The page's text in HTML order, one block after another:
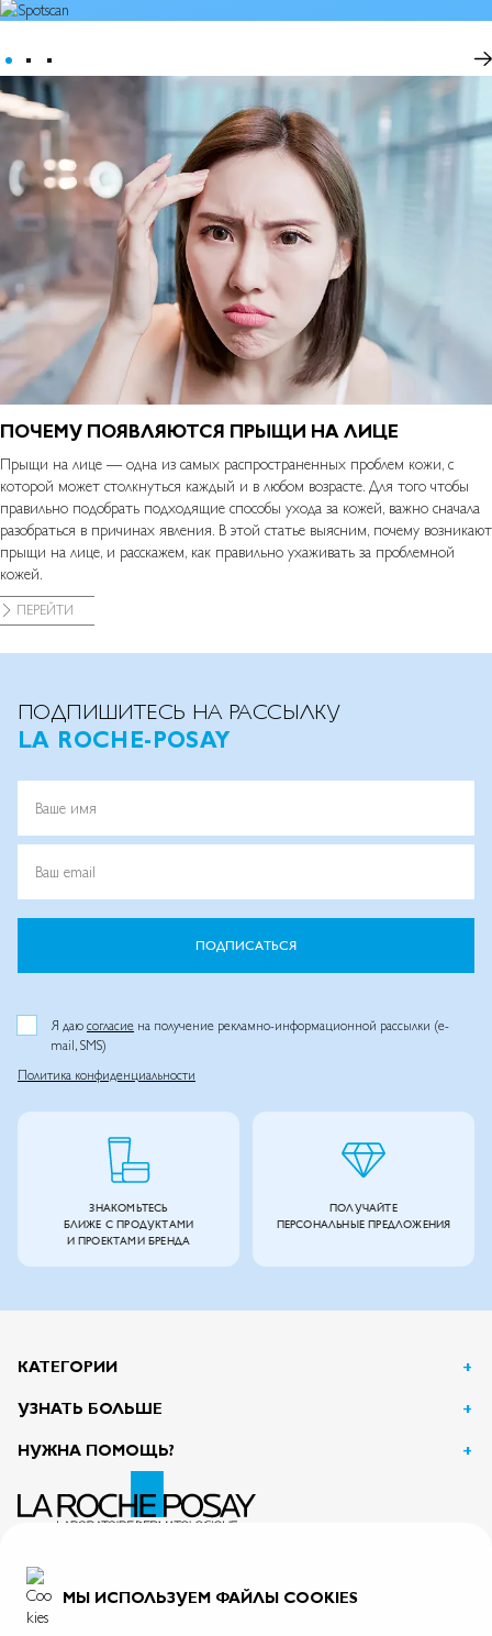
ПОЧЕМУ ПОЯВЛЯЮТСЯ ПРЫЩИ НА ЛИЦЕ
Прыщи на лице — одна из самых распространенных проблем кожи, с
которой может столкнуться каждый и в любом возрасте. Для того чтобы
правильно подобрать подходящие способы ухода за кожей, важно сначала
разобраться в причинах явления. В этой статье выясним, почему возникают
прыщи на лице, и расскажем, как правильно ухаживать за проблемной
кожей.
ПЕРЕЙТИ
ПОДПИШИТЕСЬ НА РАССЫЛКУ
LA ROCHE-POSAY
Ваше имя
Ваш email
Я даю согласие на получение рекламно-информационной рассылки (e-
mail, SMS)
Политика конфиденциальности
ПОДПИСАТЬСЯ
ЗНАКОМЬТЕСЬ
БЛИЖЕ С ПРОДУКТАМИ
И ПРОЕКТАМИ БРЕНДА
ПОЛУЧАЙТЕ
ПЕРСОНАЛЬНЫЕ ПРЕДЛОЖЕНИЯ
КАТЕГОРИИ
УЗНАТЬ БОЛЬШЕ
НУЖНА ПОМОЩЬ?
125047, г. Москва, вн.тер.г. муниципальный округ Тверской, пл. Тверская Застава, дом 4
ИНН 7726059896
На информационном ресурсе применяются рекомендательные технологии.
МЫ ИСПОЛЬЗУЕМ ФАЙЛЫ COOKIES